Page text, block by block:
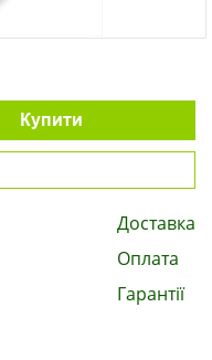
Купити
Доставка
Оплата
Гарантії